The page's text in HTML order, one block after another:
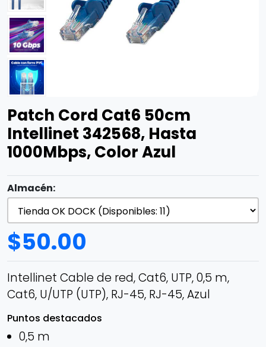
Patch Cord Cat6 50cm
Intellinet 342568, Hasta
1000Mbps, Color Azul
Almacén:
$50.00
Intellinet Cable de red, Cat6, UTP, 0,5 m,
Cat6, U/UTP (UTP), RJ-45, RJ-45, Azul
Puntos destacados
0,5 m